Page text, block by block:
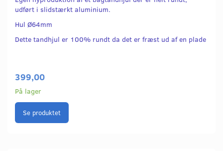
udført i slidstærkt aluminium.
Hul Ø64mm
Dette tandhjul er 100% rundt da det er fræst ud af en plade
399,00
På lager
Se produktet